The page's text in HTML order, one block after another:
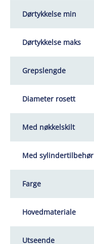
Dørtykkelse min
Dørtykkelse maks
Grepslengde
Diameter rosett
Med nøkkelskilt
Med sylindertilbehør
Farge
Hovedmateriale
Utseende